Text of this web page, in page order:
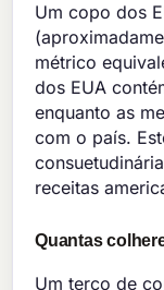
Um copo dos
métrico
dos EUA
enquanto as
com o país.
receitas
Quantas
Um terço de